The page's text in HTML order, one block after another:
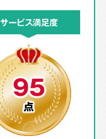
サービス満足度
95
点